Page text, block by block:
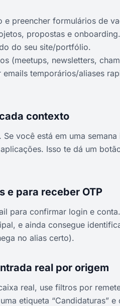
e preencher formulários de
propostas e onboarding.
do seu site/portfólio.
(meetups, newsletters,
temporários/aliases
contexto
você está em uma
Isso te dá um
e para receber OTP
para confirmar login e
e ainda consegue
no alias certo).
real por origem
real, use filtros por
etiqueta “Candidaturas” e